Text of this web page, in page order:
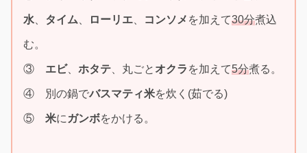
水 タイム ローリエ コンソメ を加えて30分煮込
む。
③ エビ、 ホタテ 、丸ごと オクラ を加えて5分煮る。
④ 別の鍋でバスマティ米を炊く(茹でる)
⑤ 米に ガンボをかける。